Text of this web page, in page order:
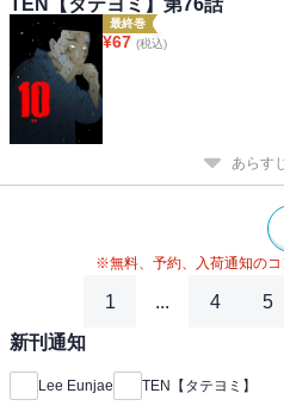
TEN【タテヨミ】第76話
最終巻
¥67 (税込)
あらす
※無料、予約、入荷通知のコ
1 ... 4 5
新刊通知
Lee Eunjae TEN【タテヨミ】